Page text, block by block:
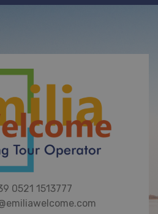
0521 1513777
www.emiliawelcome.com